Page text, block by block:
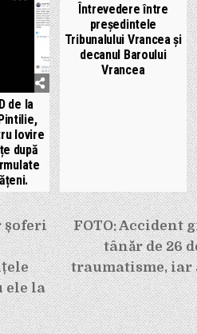
de la
lovire
după
Întrevedere între
președintele
Tribunalului Vrancea și
decanul Baroului
Vrancea
FOTO: Accident
tânăr de 26
traumatisme, iar
șoferi
ele la